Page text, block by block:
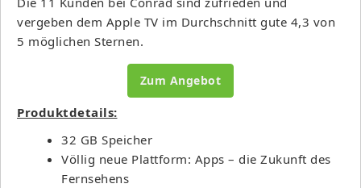
vergeben dem Apple TV im Durchschnitt gute 4,3 von
5 möglichen Sternen.
Zum Angebot
Produktdetails:
32 GB Speicher
Völlig neue Plattform: Apps – die Zukunft des
Fernsehens